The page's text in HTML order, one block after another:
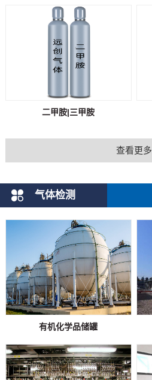
二甲胺|三甲胺
查看更多
气体检测
有机化学品储罐